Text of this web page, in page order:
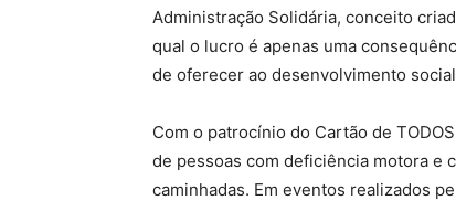
Administração Solidária, conceito
qual o lucro é apenas uma
de oferecer ao desenvolvimento
Com o patrocínio do Cartão de
de pessoas com deficiência motora e
caminhadas. Em eventos realizados